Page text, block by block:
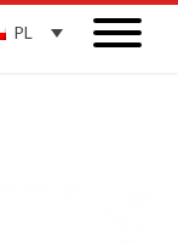
PL